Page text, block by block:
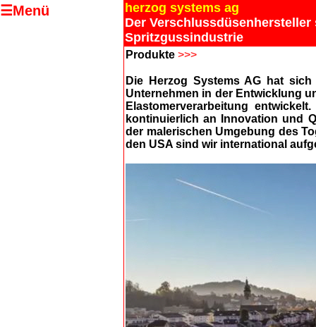
herzog systems ag
Der
Spritzgussindustrie
Produkte >>>
Die Herzog Systems AG hat
Unternehmen in der Entwicklung
Elastomerverarbeitung
kontinuierlich an Innovation und
der malerischen Umgebung des
den USA sind wir international
☰Menü